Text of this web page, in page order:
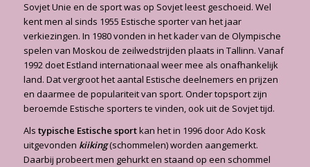
Sovjet Unie en de sport was op Sovjet leest geschoeid. Wel
kent men al sinds 1955 Estische sporter van het jaar
verkiezingen. In 1980 vonden in het kader van de Olympische
spelen van Moskou de zeilwedstrijden plaats in Tallinn. Vanaf
1992 doet Estland internationaal weer mee als onafhankelijk
land. Dat vergroot het aantal Estische deelnemers en prijzen
en daarmee de populariteit van sport. Onder topsport zijn
beroemde Estische sporters te vinden, ook uit de Sovjet tijd.
Als typische Estische sportkan het in 1996 door Ado Kosk
uitgevonden kiiking(schommelen) worden aangemerkt.
Daarbij probeert men gehurkt en staand op een schommel